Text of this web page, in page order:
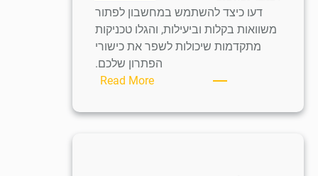
דעו כיצד להשתמש במחשבון לפתור
משוואות בקלות וביעילות, והגלו טכניקות
מתקדמות שיכולות לשפר את כישורי
הפתרון שלכם.
Read More
לפתור